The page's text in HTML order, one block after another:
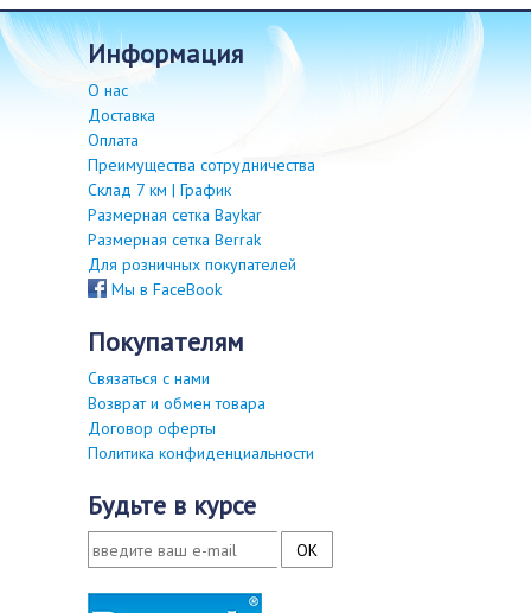
информация
О нас
Доставка
Оплата
Преимущества сотрудничества
Склад 7 км | График
Размерная сетка Baykar
Размерная сетка Berrak
Для розничных покупателей
Мы в FaceBook
покупателям
Связаться с нами
Возврат и обмен товара
Договор оферты
Политика конфиденциальности
будьте в курсе